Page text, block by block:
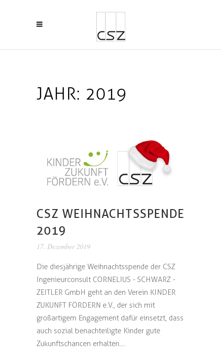
JAHR: 2019
CSZ WEIHNACHTSSPENDE
2019
17. Dezember 2019
Die diesjährige Weihnachtsspende der CSZ
Ingenieurconsult CORNELIUS - SCHWARZ -
ZEITLER GmbH geht an den Verein KINDER
ZUKUNFT FÖRDERN e.V., der sich mit
großartigem Engagement dafür einsetzt, dass
auch sozial benachteiligte Kinder gute
Zukunftschancen erhalten....